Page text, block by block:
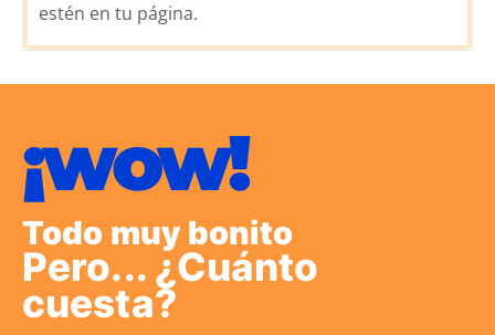
estén en tu página.
¡wow!
Todo muy bonito
Pero... ¿Cuánto
cuesta?